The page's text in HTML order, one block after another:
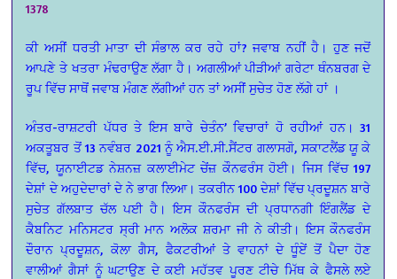
1378
ਕੀ ਅਸੀਂ ਧਰਤੀ ਮਾਤਾ ਦੀ ਸੰਭਾਲ ਕਰ ਰਹੇ ਹਾਂ? ਜਵਾਬ ਨਹੀਂ ਹੈ। ਹੁਣ ਜਦੋਂ
ਆਪਣੇ ਤੇ ਖਤਰਾ ਮੰਢਰਾਉਣ ਲੱਗਾ ਹੈ। ਅਗਲੀਆਂ ਪੀੜੀਆਂ ਗਰੇਟਾ ਥੰਨਬਰਗ ਦੇ
ਰੂਪ ਵਿੱਚ ਸਾਥੋਂ ਜਵਾਬ ਮੰਗਣ ਲੱਗੀਆਂ ਹਨ ਤਾਂ ਅਸੀਂ ਸੁਚੇਤ ਹੋਣ ਲੱਗੇ ਹਾਂ ।
ਅੰਤਰ-ਰਾਸ਼ਟਰੀ ਪੱਧਰ ਤੇ ਇਸ ਬਾਰੇ ਚੇਤੰਨ’ ਵਿਚਾਰਾਂ ਹੋ ਰਹੀਆਂ ਹਨ। 31
ਅਕਤੂਬਰ ਤੋਂ 13 ਨਵੰਬਰ 2021 ਨੂੰ ਐਸ.ਈ.ਸੀ.ਸੈਂਟਰ ਗਲਾਸਗੋ, ਸਕਾਟਲੈਂਡ ਯੂ ਕੇ
ਵਿੱਚ, ਯੂਨਾਈਟਡ ਨੇਸ਼ਨਜ਼ ਕਲਾਈਮੇਟ ਚੇਂਜ਼ ਕੌਨਫਰੰਸ ਹੋਈ। ਜਿਸ ਵਿੱਚ 197
ਦੇਸ਼ਾਂ ਦੇ ਅਹੁਦੇਦਾਰਾਂ ਦੇ ਨੇ ਭਾਗ ਲਿਆ। ਤਕਰੀਨ 100 ਦੇਸ਼ਾਂ ਵਿੱਚ ਪ੍ਰਦੂਸ਼ਨ ਬਾਰੇ
ਸੁਚੇਤ ਗੱਲਬਾਤ ਚੱਲ ਪਈ ਹੈ। ਇਸ ਕੌਨਫਰੰਸ ਦੀ ਪ੍ਰਧਾਨਗੀ ਇੰਗਲੈਂਡ ਦੇ
ਕੈਬਨਿਟ ਮਨਿਸਟਰ ਸ੍ਰੀ ਮਾਨ ਅਲੋਕ ਸ਼ਰਮਾ ਜੀ ਨੇ ਕੀਤੀ। ਇਸ ਕੌਨਫਰੰਸ
ਦੌਰਾਨ ਪ੍ਰਦੂਸ਼ਨ, ਕੋਲਾ ਗੈਸ, ਫੈਕਟਰੀਆਂ ਤੇ ਵਾਹਨਾਂ ਦੇ ਧੂੰਏਂ ਤੋਂ ਪੈਦਾ ਹੋਣ
ਵਾਲੀਆਂ ਗੈਸਾਂ ਨੂੰ ਘਟਾਉਣ ਦੇ ਕਈ ਮਹੱਤਵ ਪੂਰਣ ਟੀਚੇ ਮਿੱਥ ਕੇ ਫੈਸਲੇ ਲਏ